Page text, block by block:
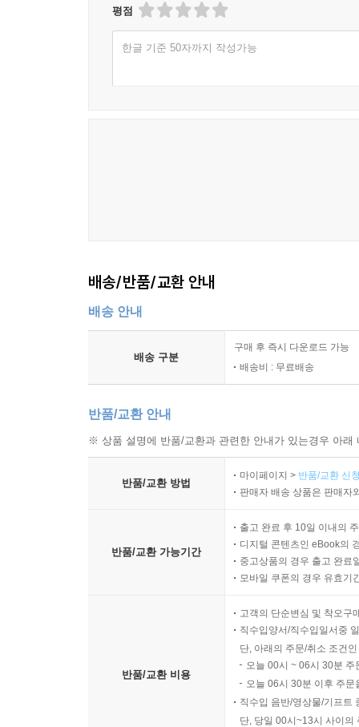
18. 마지막 관문을 지키는 상어
The Shark Guarding the Final Gate
19. 진심은 통하는 법
Hugs with Beloved Friends
23. 더 지혜로워진 영웅의 귀환
Return of the Wiser Hero
The Beautiful Village Where Peace Dwells
25. 가슴 속에 품은 새로운 꿈
A New Dream Kept in the Heart
평점
한글 기준 50자까지 작성가능
배송/반품/교환 안내
배송 안내
배송 구분
구매 후 즉시 다운로드 가능
배송비 : 무료배송
반품/교환 안내
※ 상품 설명에 반품/교환과 관련한 안내가 있는경우 아
반품/교환 방법
마이페이지 > 반품/교환 신
판매자 배송 상품은 판매자
반품/교환 가능기간
출고 완료 후 10일 이내의
디지털 콘텐츠인 eBook의
중고상품의 경우 출고 완료
모바일 쿠폰의 경우 유효기
반품/교환 비용
고객의 단순변심 및 착오구
직수입양서/직수입일서중
단, 아래의 주문/취소 조건
오늘 00시 ~ 06시 30분
오늘 06시 30분 이후 주
직수입 음반/영상물/기프트
단, 당일 00시~13시 사이의